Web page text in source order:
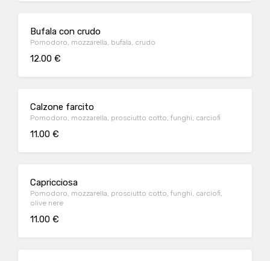
Bufala con crudo
Pomodoro, mozzarella, bufala, crudo
12.00 €
Calzone farcito
Pomodoro, mozzarella, prosciutto cotto, funghi, carciofi
11.00 €
Capricciosa
Pomodoro, mozzarella, prosciutto cotto, funghi, carciofi,
olive nere
11.00 €